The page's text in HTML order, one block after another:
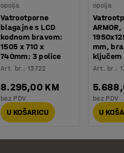
opcija
Vatrootporne
blagajne s LCD
kodnom bravom:
1505 x 710 x
740mm: 3 police
Art. br.: 13722
8.295,00 KM
bez PDV
U KOŠARICU
opcija
ARMOR,
mm,
ključem
Art. br.:
bez PDV
U